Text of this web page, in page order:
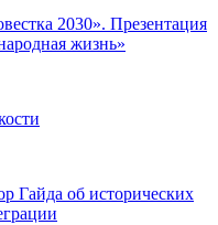
2030». Презентация
жизнь»
Гайда об исторических